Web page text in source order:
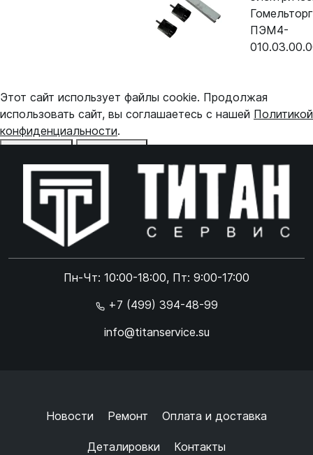
ПЭМ4-
Пн-Чт: 10:00-18:00, Пт: 9:00-17:00
+7 (499) 394-48-99
info@titanservice.su
Новости Ремонт Оплата и доставка
Деталировки Контакты
Этот сайт использует файлы cookie. Продолжая
использовать сайт, вы соглашаетесь с нашей Политикой
конфиденциальности.
Online чат
Online чат